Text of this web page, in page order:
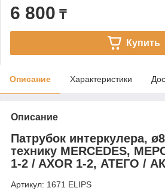
6 800 ₸
Купить
Описание Характеристики
Описание
Патрубок интеркулера,
технику MERCEDES,
1-2 / AXOR 1-2, АТЕГО /
Артикул: 1671 ELIPS